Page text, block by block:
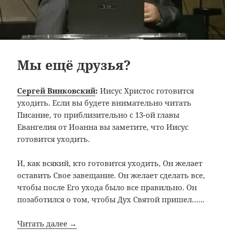
Мы ещё друзья?
Сергей Винковский: Иисус Христос готовится
уходить. Если вы будете внимательно читать
Писание, то приблизительно с 13-ой главы
Евангелия от Иоанна вы заметите, что Иисус
готовится уходить.
И, как всякий, кто готовится уходить, Он желает
оставить Свое завещание. Он желает сделать все,
чтобы после Его ухода было все правильно. Он
позаботился о том, чтобы Дух Святой пришел…...
Читать далее →